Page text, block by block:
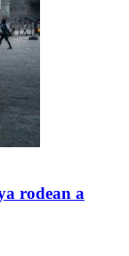
rodean a